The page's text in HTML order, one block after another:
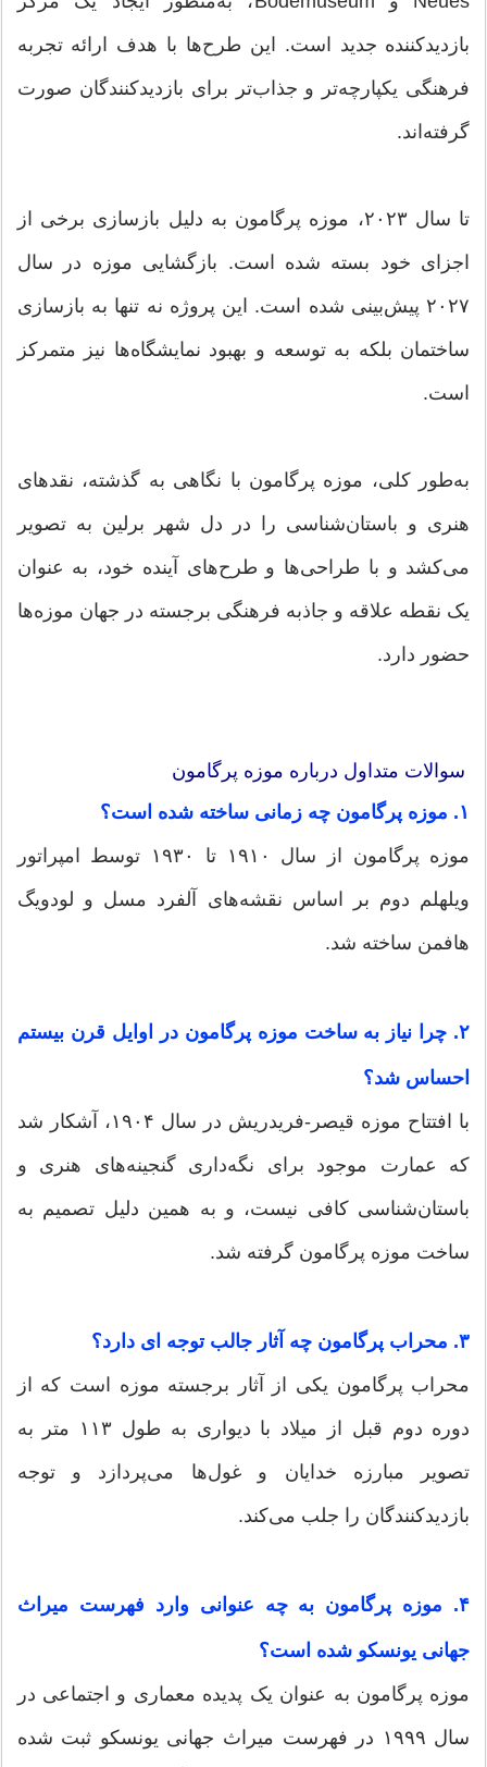
بازدیدکننده جدید است. این طرح‌ها با هدف ارائه تجربه
فرهنگی یکپارچه‌تر و جذاب‌تر برای بازدیدکنندگان صورت
گرفته‌اند.
تا سال ۲۰۲۳، موزه پرگامون به دلیل بازسازی برخی از
اجزای خود بسته شده است. بازگشایی موزه در سال
۲۰۲۷ پیش‌بینی شده است. این پروژه نه تنها به بازسازی
ساختمان بلکه به توسعه و بهبود نمایشگاه‌ها نیز متمرکز
است.
به‌طور کلی، موزه پرگامون با نگاهی به گذشته، نقدهای
هنری و باستان‌شناسی را در دل شهر برلین به تصویر
می‌کشد و با طراحی‌ها و طرح‌های آینده خود، به عنوان
یک نقطه علاقه و جاذبه فرهنگی برجسته در جهان موزه‌ها
حضور دارد.
سوالات متداول درباره موزه پرگامون
۱. موزه پرگامون چه زمانی ساخته شده است؟
موزه پرگامون از سال ۱۹۱۰ تا ۱۹۳۰ توسط امپراتور
ویلهلم دوم بر اساس نقشه‌های آلفرد مسل و لودویگ
هافمن ساخته شد.
۲. چرا نیاز به ساخت موزه پرگامون در اوایل قرن بیستم
احساس شد؟
با افتتاح موزه قیصر-فریدریش در سال ۱۹۰۴، آشکار شد
که عمارت موجود برای نگه‌داری گنجینه‌های هنری و
باستان‌شناسی کافی نیست، و به همین دلیل تصمیم به
ساخت موزه پرگامون گرفته شد.
۳. محراب پرگامون چه آثار جالب توجه ای دارد؟
محراب پرگامون یکی از آثار برجسته موزه است که از
دوره دوم قبل از میلاد با دیواری به طول ۱۱۳ متر به
تصویر مبارزه خدایان و غول‌ها می‌پردازد و توجه
بازدیدکنندگان را جلب می‌کند.
۴. موزه پرگامون به چه عنوانی وارد فهرست میراث
جهانی یونسکو شده است؟
موزه پرگامون به عنوان یک پدیده معماری و اجتماعی در
سال ۱۹۹۹ در فهرست میراث جهانی یونسکو ثبت شده